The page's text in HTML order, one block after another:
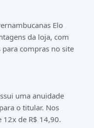
Elo
da loja, com
compras no site
uma anuidade
o titular. Nos
12x de R$ 14,90.